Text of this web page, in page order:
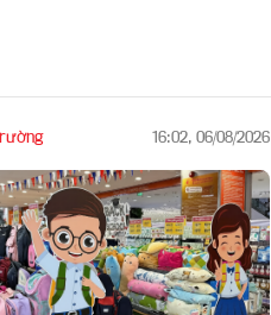
16:02, 06/08/2026